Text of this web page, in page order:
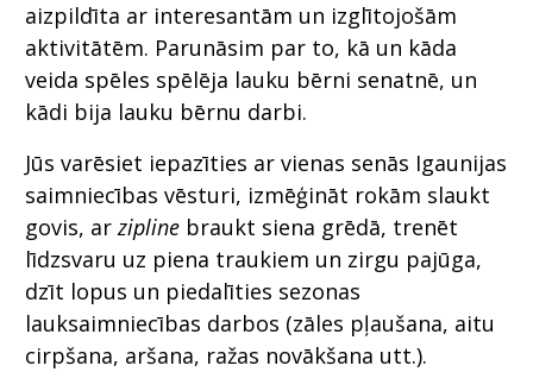
aizpildīta ar interesantām un izglītojošām
aktivitātēm. Parunāsim par to, kā un kāda
veida spēles spēlēja lauku bērni senatnē, un
kādi bija lauku bērnu darbi.
Jūs varēsiet iepazīties ar vienas senās Igaunijas
saimniecības vēsturi, izmēģināt rokām slaukt
govis, arzipline braukt siena grēdā, trenēt
līdzsvaru uz piena traukiem un zirgu pajūga,
dzīt lopus un piedalīties sezonas
lauksaimniecības darbos (zāles pļaušana, aitu
cirpšana, aršana, ražas novākšana utt.).